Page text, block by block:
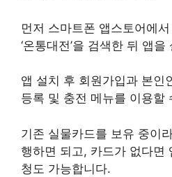
먼저 스마트폰 앱스토어에서
‘온통대전’을 검색한 뒤 앱
앱 설치 후 회원가입과 본인
등록 및 충전 메뉴를 이용할
기존 실물카드를 보유 중이
행하면 되고, 카드가 없다면
청도 가능합니다.